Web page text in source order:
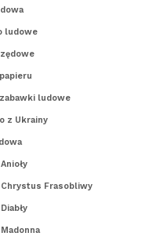
ludowe
ludowe
z Ukrainy
Anioły
Chrystus Frasobliwy
Diabły
Madonna